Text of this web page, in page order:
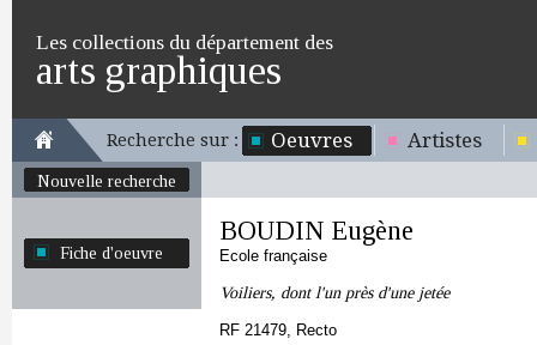
Les collections du département des
arts graphiques
Recherche sur : Oeuvres Artistes
Nouvelle recherche
Fiche d'oeuvre
BOUDIN Eugène
Ecole française
Voiliers, dont l'un près d'une jetée
RF 21479, Recto